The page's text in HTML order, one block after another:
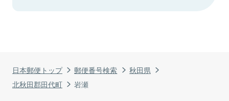
日本郵便トップ 郵便番号検索
秋田県
北秋田郡田代町
岩瀬